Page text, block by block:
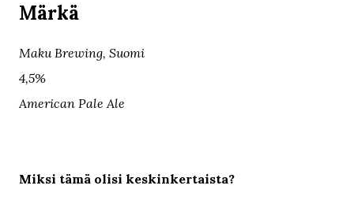
Märkä
Maku Brewing, Suomi
4,5%
American Pale Ale
Miksi tämä olisi keskinkertaista?